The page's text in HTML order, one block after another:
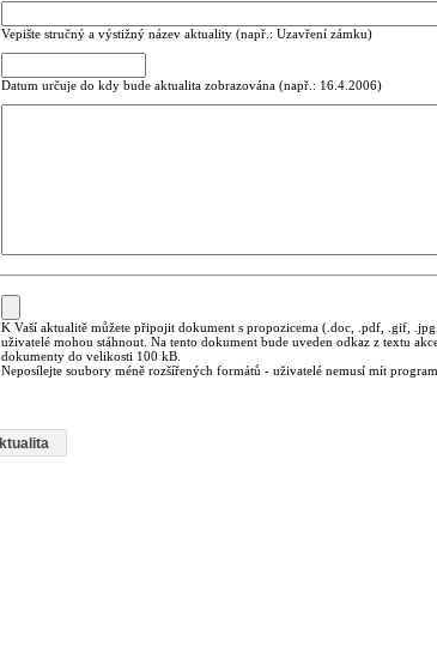
Vepište stručný a výstižný název aktuality (např.: Uzavření zámku)
Datum určuje do kdy bude aktualita zobrazována (např.: 16.4.2006)
K Vaší aktualitě můžete připojit dokument s propozicema (.doc, .pdf, .gif,
uživatelé mohou stáhnout. Na tento dokument bude uveden odkaz z textu
dokumenty do velikosti 100 kB.
Neposílejte soubory méně rozšířených formátů - uživatelé nemusí mít